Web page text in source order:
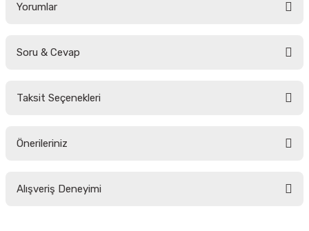
Yorumlar
Soru & Cevap
Taksit Seçenekleri
Önerileriniz
yetersiz gördüğünüz noktaları öneri formunu kullanarak tarafımıza
Alışveriş Deneyimi